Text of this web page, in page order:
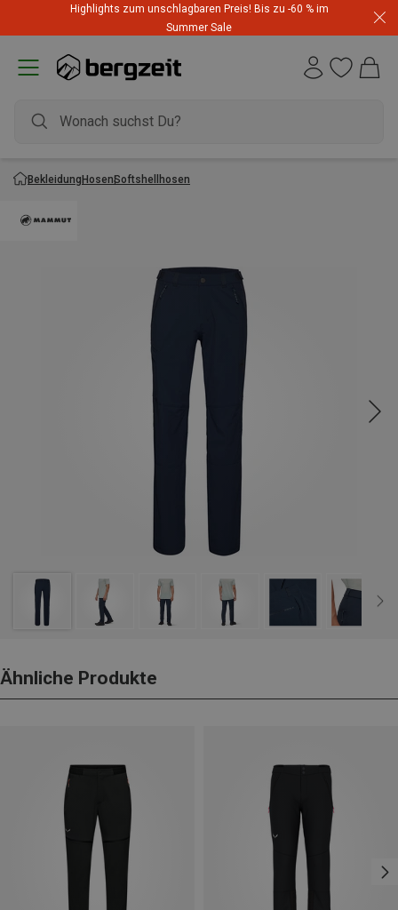
Highlights zum unschlagbaren Preis! Bis zu -60 % im
Summer Sale
BekleidungHosenSoftshellhosen
Ähnliche Produkte